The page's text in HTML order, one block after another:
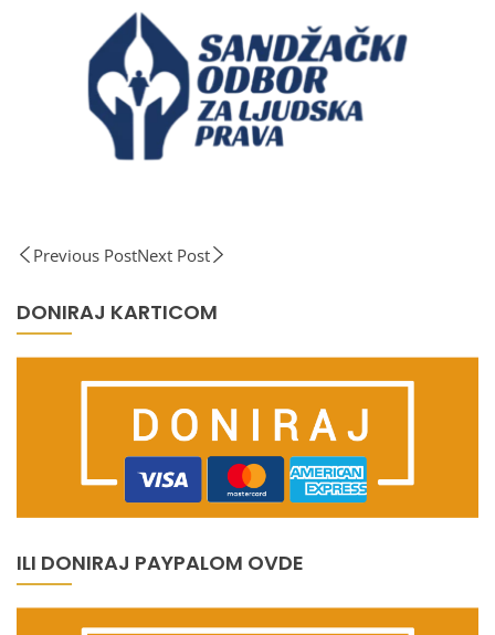
Previous PostNext Post
DONIRAJ KARTICOM
ILI DONIRAJ PAYPALOM OVDE